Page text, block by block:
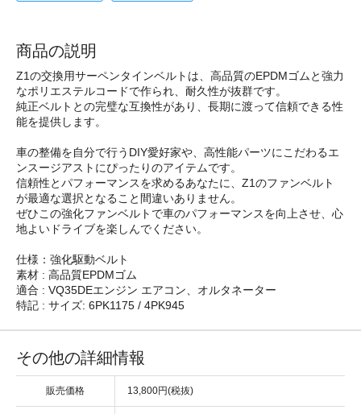
商品の説明
Z1の交換用サーペンタインベルトは、高品質のEPDMゴムと強力
なポリエステルコードで作られ、耐久性が抜群です。
純正ベルトとの完璧な互換性があり、長期に渡って信頼できる性
能を提供します。
車の整備を自分で行うDIY愛好家や、高性能パーツにこだわるエ
ンスージアストにぴったりのアイテムです。
信頼性とパフォーマンスを求めるあなたに、Z1のファンベルト
が最適な選択となること間違いありません。
ぜひこの強化ファンベルトで車のパフォーマンスを向上させ、心
地よいドライブを楽しんでください。
仕様：強化駆動ベルト
素材 : 高品質EPDMゴム
適合 : VQ35DEエンジン エアコン、オルタネーター
特記 : サイズ: 6PK1175 / 4PK945
その他の詳細情報
販売価格 13,800円(税抜)